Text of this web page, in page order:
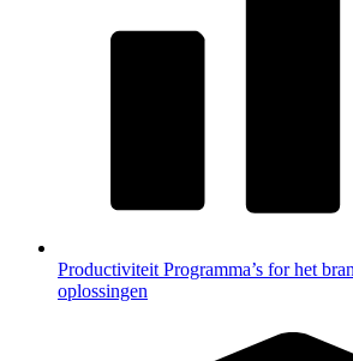
Productiviteit Programma’s for het
oplossingen